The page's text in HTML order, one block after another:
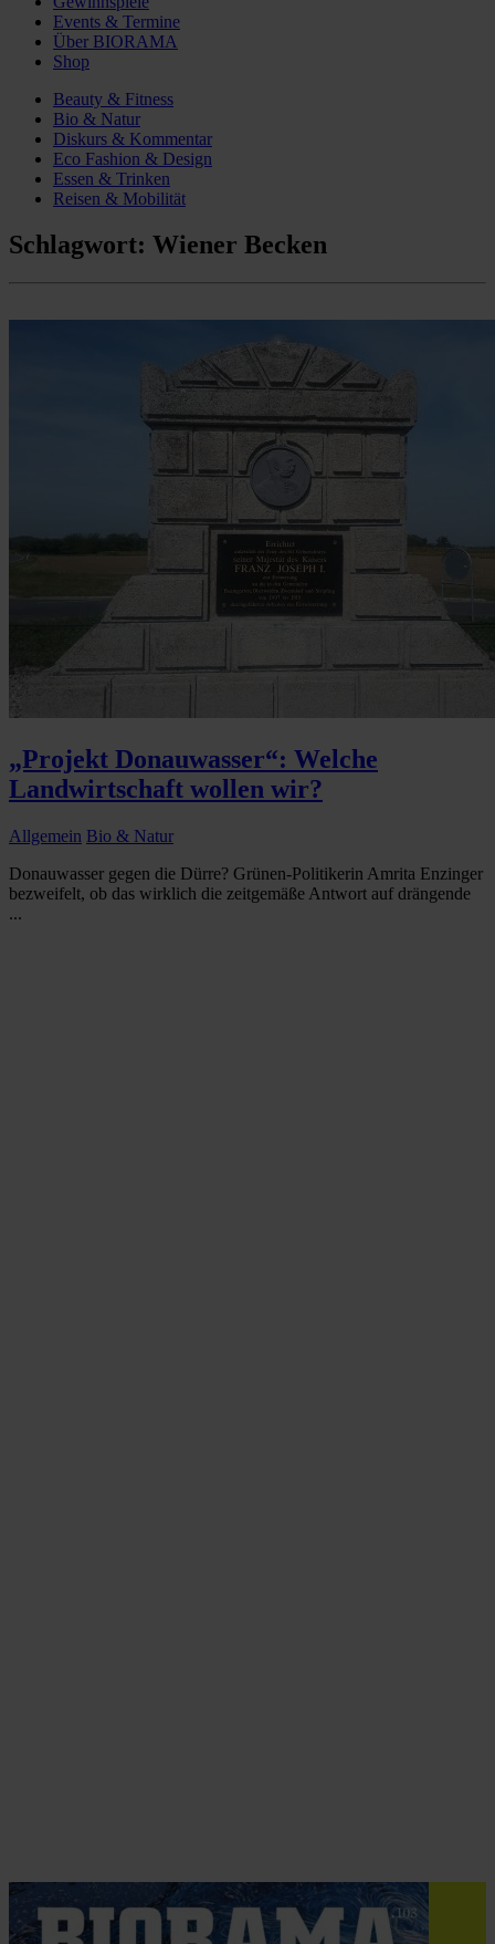
Events & Termine
Über BIORAMA
Shop
Beauty & Fitness
Bio & Natur
Diskurs & Kommentar
Eco Fashion & Design
Essen & Trinken
Reisen & Mobilität
Schlagwort: Wiener Becken
„Projekt Donauwasser“: Welche
Landwirtschaft wollen wir?
Allgemein Bio & Natur
Donauwasser gegen die Dürre? Grünen-Politikerin Amrita Enzinger
bezweifelt, ob das wirklich die zeitgemäße Antwort auf drängende
...